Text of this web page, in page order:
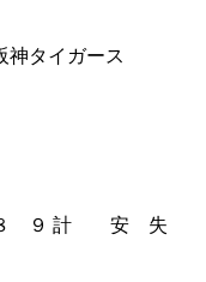
イガース
９ 計 安 失